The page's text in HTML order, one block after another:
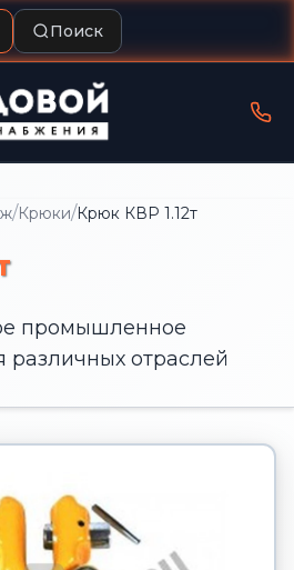
Поиск
/Крюки/Крюк КВР 1.12т
промышленное
различных отраслей